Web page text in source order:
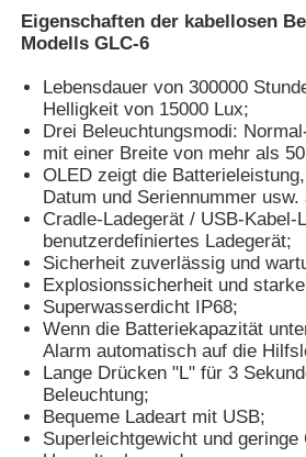
Aufladbare
unterirdische schnurlose
Leuchten für den
Bergarbeiter-Kopflampe
Mining Hard Hat Lichter
Explosionssichere
Industrie-LED-Streifenleuchte
Eigenschaften der kabellosen
Modells GLC-6
Lebensdauer von 300000
Helligkeit von 15000 Lux;
Drei Beleuchtungsmodi:
mit einer Breite von mehr als
OLED zeigt die
Datum und Seriennummer usw.
Cradle-Ladegerät / USB-Kabel-
benutzerdefiniertes Ladegerät;
Sicherheit zuverlässig und
Explosionssicherheit und
Superwasserdicht IP68;
Wenn die Batteriekapazität
Alarm automatisch auf die
Lange Drücken "L" für 3
Beleuchtung;
Bequeme Ladeart mit USB;
Superleichtgewicht und geringe